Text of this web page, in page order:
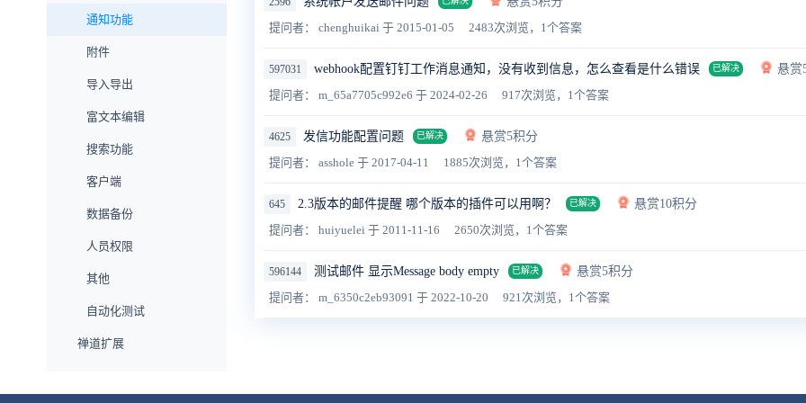
通知功能
附件
导入导出
富文本编辑
搜索功能
客户端
数据备份
人员权限
其他
自动化测试
禅道扩展
提问者： chenghuikai 于 2015-01-05 2483次浏览，1个答案
597031 webhook配置钉钉工作消息通知，没有收到信息，怎么查看是什么错误 已解决
悬赏
提问者： m_65a7705c992e6 于 2024-02-26 917次浏览，1个答案
4625 发信功能配置问题 已解决
悬赏5积分
提问者： asshole 于 2017-04-11 1885次浏览，1个答案
645 2.3版本的邮件提醒 哪个版本的插件可以用啊？ 已解决
悬赏10积分
提问者： huiyuelei 于 2011-11-16 2650次浏览，1个答案
596144 测试邮件 显示Message body empty 已解决
悬赏5积分
提问者： m_6350c2eb93091 于 2022-10-20 921次浏览，1个答案